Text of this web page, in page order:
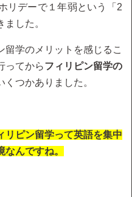
リデーで１年弱という「2
した。
留学のメリットを感じるこ
ってからフィリピン留学の
くつかありました。
リピン留学って英語を集中
んですね。